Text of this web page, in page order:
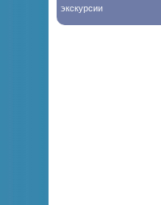
экскурсии